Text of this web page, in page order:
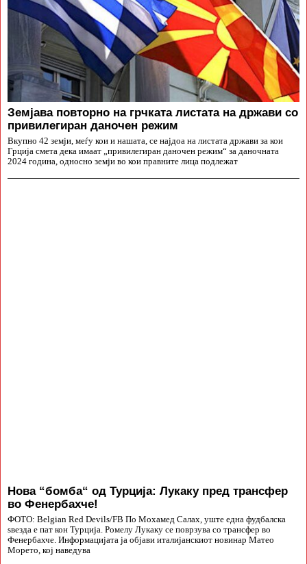
Земјава повторно на грчката листата на држави со
привилегиран даночен режим
Вкупно 42 земји, меѓу кои и нашата, се најдоа на листата држави за кои
Грција смета дека имаат „привилегиран даночен режим“ за даночната
2024 година, односно земји во кои правните лица подлежат
Нова “бомба“ од Турција: Лукаку пред трансфер
во Фенербахче!
ФОТО: Belgian Red Devils/FB По Мохамед Салах, уште една фудбалска
ѕвезда е пат кон Турција. Ромелу Лукаку се поврзува со трансфер во
Фенербахче. Информацијата ја објави италијанскиот новинар Матео
Морето, кој наведува